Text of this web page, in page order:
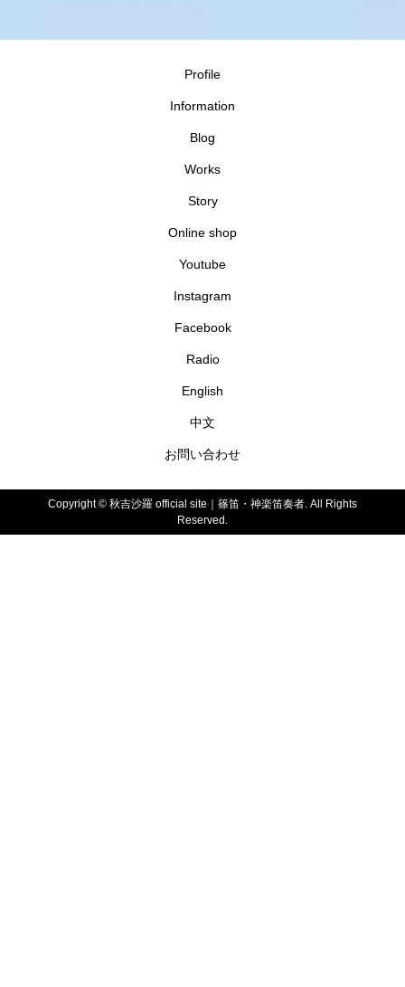
Profile
Information
Blog
Works
Story
Online shop
Youtube
Instagram
Facebook
Radio
English
中文
お問い合わせ
Copyright © 秋吉沙羅 official site｜篠笛・神楽笛奏者. All Rights
Reserved.